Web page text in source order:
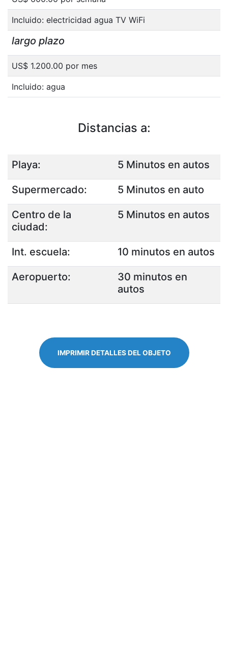
Incluido: electricidad agua TV WiFi
largo plazo
US$ 1.200.00 por mes
Incluido: agua
Distancias a:
Playa: 5 Minutos en autos
Supermercado: 5 Minutos en auto
Centro de la
ciudad:
5 Minutos en autos
Int. escuela: 10 minutos en autos
Aeropuerto:
30 minutos en
autos
IMPRIMIR DETALLES DEL OBJETO